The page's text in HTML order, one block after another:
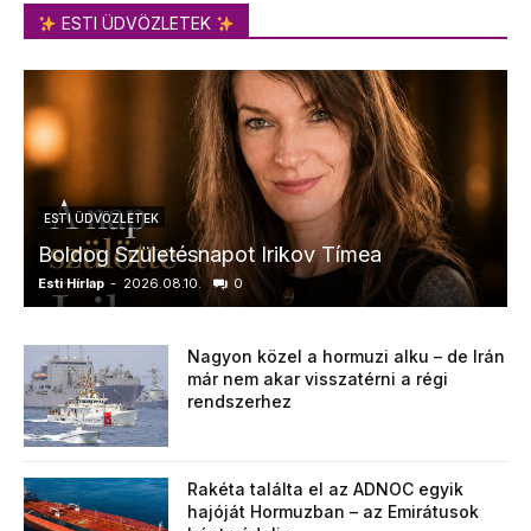
ESTI ÜDVÖZLETEK
ESTI ÜDVÖZLETEK
Boldog Születésnapot Irikov Tímea
Esti Hírlap - 2026.08.10. 0
Nagyon közel a hormuzi alku – de Irán
már nem akar visszatérni a régi
rendszerhez
Rakéta találta el az ADNOC egyik
hajóját Hormuzban – az Emirátusok